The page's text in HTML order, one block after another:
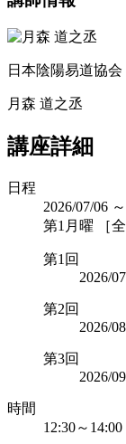
日本陰陽易道協
月森 道之丞
講座詳細
日程
2026/07/06
第1月曜 ［全
第1回
2026/
第2回
2026/
第3回
2026/
時間
12:30～14:00